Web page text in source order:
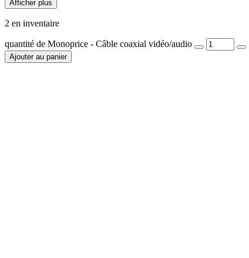
Afficher plus
2 en inventaire
quantité de Monoprice - Câble coaxial vidéo/audio
Ajouter au panier